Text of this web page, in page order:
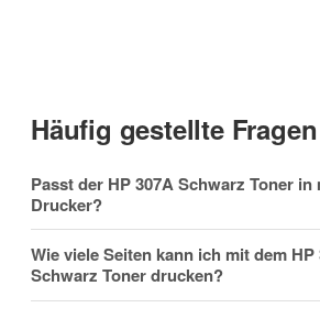
Nachname
Häufig gestellte Fragen
Passt der HP 307A Schwarz Toner in
Drucker?
Wie viele Seiten kann ich mit dem HP
Schwarz Toner drucken?